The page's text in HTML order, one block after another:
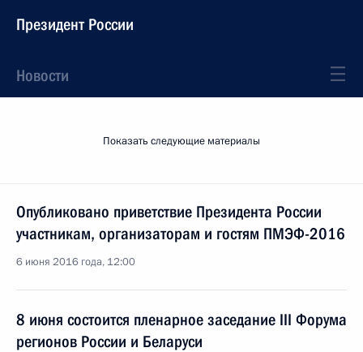
Президент России
Новости
Показать следующие материалы
Опубликовано приветствие Президента России
участникам, организаторам и гостям ПМЭФ-2016
6 июня 2016 года, 12:00
8 июня состоится пленарное заседание III Форума
регионов России и Беларуси